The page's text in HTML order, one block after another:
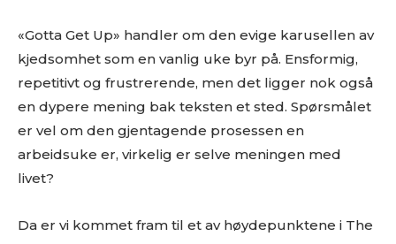
tidspunkt spørre deg om MP3er hvis musikken skal
vurderes.
IKKE send linker til Spotify, Tidal eller iTunes som eneste
sted å høre musikken . Flere i redaksjonen styrer unna
disse stedene, så henvendelser med linker dit som eneste
Gjerne en link til en EPK som beskriver prosjektet ditt
Link til nedlastbare pressebilder. Og coverbilde til platen.
«Gotta Get Up» handler om den evige karusellen av
kjedsomhet som en vanlig uke byr på. Ensformig,
repetitivt og frustrerende, men det ligger nok også
en dypere mening bak teksten et sted. Spørsmålet
er vel om den gjentagende prosessen en
arbeidsuke er, virkelig er selve meningen med
livet?
Da er vi kommet fram til et av høydepunktene i The